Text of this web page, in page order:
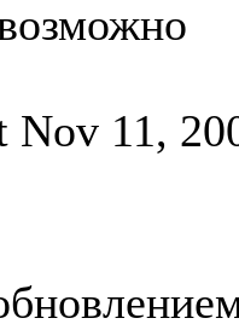
Nov 11,